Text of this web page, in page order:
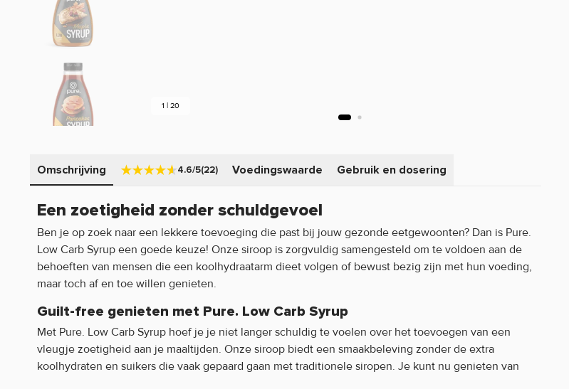
1 | 20
Omschrijving 4.6/5(22) Voedingswaarde Gebruik en dosering
Een zoetigheid zonder schuldgevoel
Ben je op zoek naar een lekkere toevoeging die past bij jouw gezonde eetgewoonten? Dan is Pure.
Low Carb Syrup een goede keuze! Onze siroop is zorgvuldig samengesteld om te voldoen aan de
behoeften van mensen die een koolhydraatarm dieet volgen of bewust bezig zijn met hun voeding,
maar toch af en toe willen genieten.
Guilt-free genieten met Pure. Low Carb Syrup
Met Pure. Low Carb Syrup hoef je je niet langer schuldig te voelen over het toevoegen van een
vleugje zoetigheid aan je maaltijden. Onze siroop biedt een smaakbeleving zonder de extra
koolhydraten en suikers die vaak gepaard gaan met traditionele siropen. Je kunt nu genieten van